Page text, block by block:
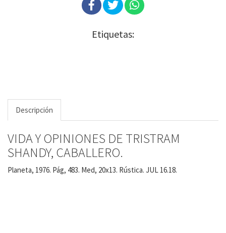
Etiquetas:
Descripción
VIDA Y OPINIONES DE TRISTRAM
SHANDY, CABALLERO.
Planeta, 1976. Pág, 483. Med, 20x13. Rústica. JUL 16.18.